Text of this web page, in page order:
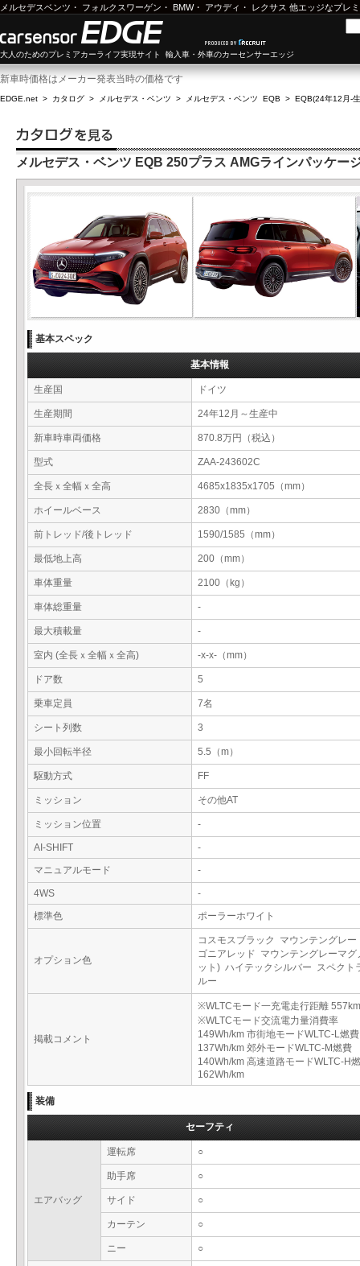
メルセデスベンツ ・ フォルクスワーゲン ・ BMW・ アウディ ・ レクサス 他エッジなプレ
大人のためのプレミアカーライフ実現サイト 輸入車・外車のカーセンサーエッジ
新車時価格はメーカー発表当時の価格です
EDGE.net > カタログ > メルセデス・ベンツ > メルセデス・ベンツ EQB > EQB(24年12月-
メルセデス・ベンツ EQB 250プラス AMGラインパッケー
基本スペック
基本情報
生産国 ドイツ
生産期間 24年12月～生産中
新車時車両価格 870.8万円（税込）
型式 ZAA-243602C
全長ｘ全幅ｘ全高 4685x1835x1705（mm）
ホイールベース 2830（mm）
前トレッド/後トレッド 1590/1585（mm）
最低地上高 200（mm）
車体重量 2100（kg）
車体総重量 -
最大積載量 -
室内 (全長ｘ全幅ｘ全高) -x-x-（mm）
ドア数 5
乗車定員 7名
シート列数 3
最小回転半径 5.5（m）
駆動方式 FF
ミッション その他AT
ミッション位置 -
AI-SHIFT
-
マニュアルモード
-
4WS
-
標準色
ポーラーホワイト
オプション色
コスモスブラック マウンテングレ
ゴニアレッド マウンテングレーマグ
ット) ハイテックシルバー スペクト
ルー
掲載コメント
※WLTCモード一充電走行距離 557km
※WLTCモード交流電力量消費率
149Wh/km 市街地モードWLTC-L燃費
137Wh/km 郊外モードWLTC-M燃費
140Wh/km 高速道路モードWLTC-H
162Wh/km
装備
セーフティ
エアバッグ
運転席 ○
助手席 ○
サイド ○
カーテン ○
ニー ○